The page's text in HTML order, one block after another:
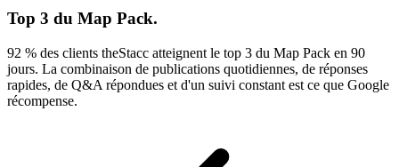
Top 3 du Map Pack.
92 % des clients theStacc atteignent le top 3 du Map Pack en 90
jours. La combinaison de publications quotidiennes, de réponses
rapides, de Q&A répondues et d'un suivi constant est ce que Google
récompense.